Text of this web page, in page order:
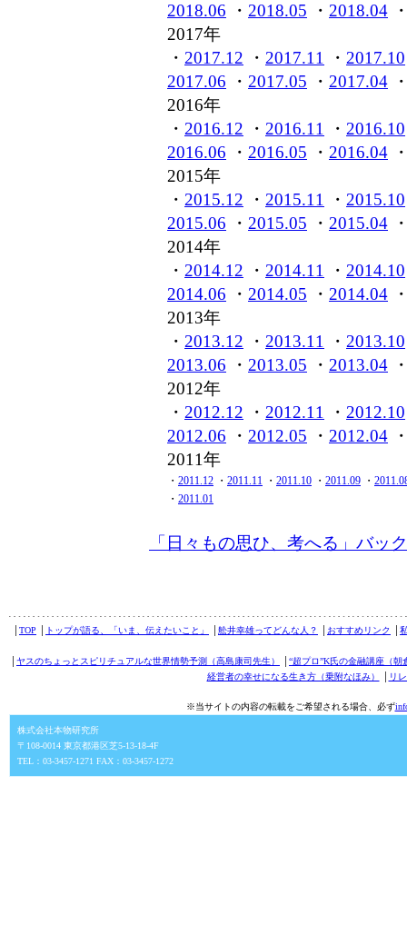
2018.06 ・ 2018.05 ・ 2018.04
2017年
・ 2017.12 ・ 2017.11 ・ 2017.10
2017.06 ・ 2017.05 ・ 2017.04
2016年
・ 2016.12 ・ 2016.11 ・ 2016.10
2016.06 ・ 2016.05 ・ 2016.04
2015年
・ 2015.12 ・ 2015.11 ・ 2015.10
2015.06 ・ 2015.05 ・ 2015.04
2014年
・ 2014.12 ・ 2014.11 ・ 2014.10
2014.06 ・ 2014.05 ・ 2014.04
2013年
・ 2013.12 ・ 2013.11 ・ 2013.10
2013.06 ・ 2013.05 ・ 2013.04
2012年
・ 2012.12 ・ 2012.11 ・ 2012.10
2012.06 ・ 2012.05 ・ 2012.04
2011年
・ 2011.12 ・ 2011.11 ・ 2011.10 ・ 2011.09 ・
・ 2011.01
「日々もの思ひ、考へる」バッ
TOP トップが語る、「いま、伝えたいこと」 舩井幸雄ってどんな人？ おすすめリンク
ヤスのちょっとスピリチュアルな世界情勢予測（高島康司先生）
“超プロ”K氏の金融講座（朝
経営者の幸せになる生き方（乗附なほみ）
リ
※当サイトの内容の転載をご希望される場合、必ず
株式会社本物研究所
〒108-0014 東京都港区芝5-13-18-4F
TEL：03-3457-1271 FAX：03-3457-1272